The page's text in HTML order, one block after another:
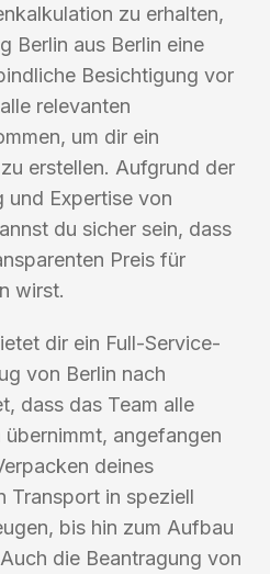
zu erhalten,
Berlin aus Berlin eine
Besichtigung vor
relevanten
um dir ein
erstellen. Aufgrund der
und Expertise von
du sicher sein, dass
Preis für
wirst.
dir ein Full-Service-
von Berlin nach
dass das Team alle
angefangen
deines
Transport in speziell
bis hin zum Aufbau
die Beantragung von